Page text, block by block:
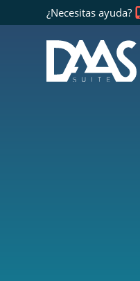
¿Necesitas ayuda?